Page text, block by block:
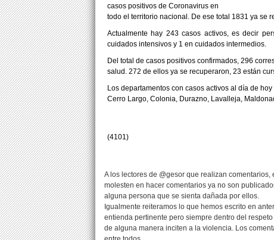
casos positivos de Coronavirus en
todo el territorio nacional. De ese total 1831 ya se
Actualmente hay 243 casos activos, es decir
cuidados intensivos y 1 en cuidados intermedios.
Del total de casos positivos confirmados, 296
salud. 272 de ellos ya se recuperaron, 23 están
Los departamentos con casos activos al día de
Cerro Largo, Colonia, Durazno, Lavalleja,
(4101)
A los lectores de @gesor que realizan
molesten en hacer comentarios ya no son
alguna persona que se sienta dañada por ellos.
Igualmente reiteramos lo que hemos escrito en
entienda pertinente pero siempre dentro del
de alguna manera inciten a la violencia. Los